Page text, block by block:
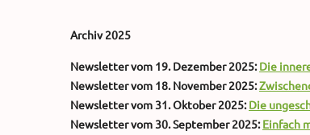
Archiv 2025
Newsletter vom 19. Dezember 2025:Die
Newsletter vom 18. November 2025:
Newsletter vom 31. Oktober 2025:Die
Newsletter vom 30. September 2025:Einfach